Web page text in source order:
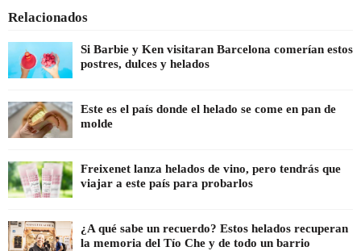
Relacionados
Si Barbie y Ken visitaran Barcelona comerían estos
postres, dulces y helados
Este es el país donde el helado se come en pan de
molde
Freixenet lanza helados de vino, pero tendrás que
viajar a este país para probarlos
¿A qué sabe un recuerdo? Estos helados recuperan
la memoria del Tío Che y de todo un barrio